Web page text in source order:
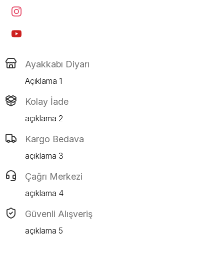
Ayakkabı Diyarı
Açıklama 1
Kolay İade
açıklama 2
Kargo Bedava
açıklama 3
Çağrı Merkezi
açıklama 4
Güvenli Alışveriş
açıklama 5